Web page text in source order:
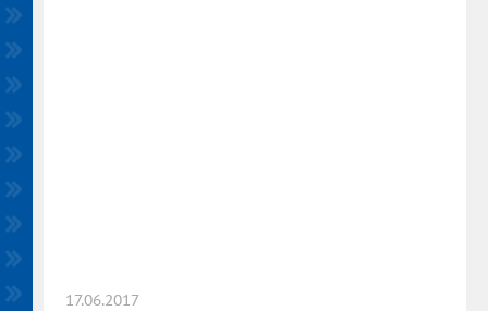
17.06.2017